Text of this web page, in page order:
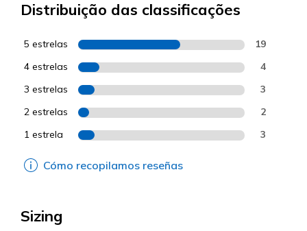
Distribuição das classificações
5 estrelas 19
4 estrelas 4
3 estrelas 3
2 estrelas 2
1 estrela 3
Cómo recopilamos reseñas
Sizing